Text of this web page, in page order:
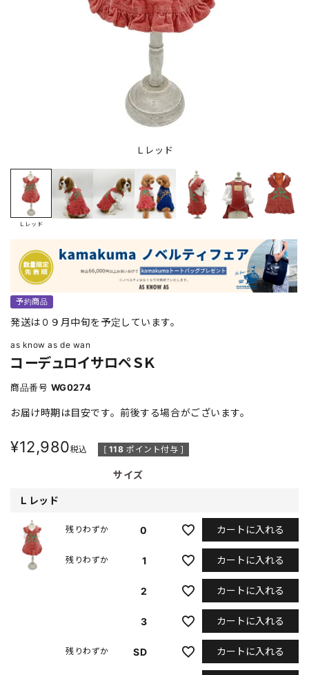
Ｌレッド
Ｌレッド
予約商品
発送は０９月中旬を予定しています。
as know as de wan
コーデュロイサロペＳＫ
商品番号 WG0274
お届け時期は目安です。前後する場合がございます。
¥12,980税込 [ 118 ポイント付与 ]
サイズ
Ｌレッド
0
残りわずか カートに入れる
1
残りわずか カートに入れる
2 カートに入れる
3 カートに入れる
SD
残りわずか カートに入れる